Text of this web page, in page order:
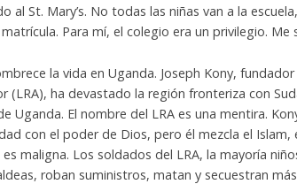
al St. Mary’s. No todas las niñas van a la
Para mí, el colegio era un privilegio. Me
la vida en Uganda. Joseph Kony,
(LRA), ha devastado la región fronteriza con
Uganda. El nombre del LRA es una mentira.
con el poder de Dios, pero él mezcla el Islam,
maligna. Los soldados del LRA, la mayoría
roban suministros, matan y secuestran